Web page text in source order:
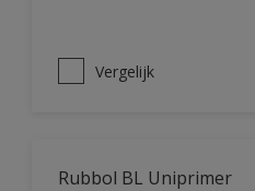
Vergelijk
Rubbol BL Uniprimer